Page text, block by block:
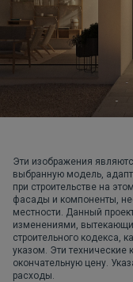
Эти изображения
выбранную модель,
при строительстве на
фасады и компоненты,
местности. Данный
изменениями,
строительного кодекса,
указом. Эти технические
окончательную цену.
расходы.